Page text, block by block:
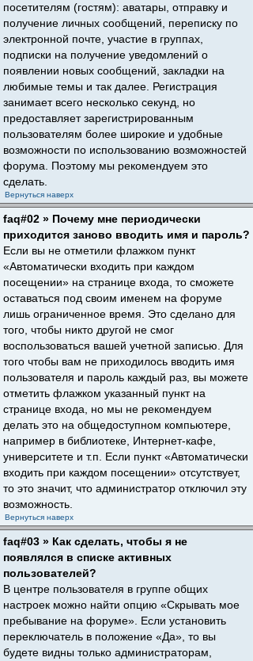
посетителям (гостям): аватары, отправку и
получение личных сообщений, переписку по
электронной почте, участие в группах,
подписки на получение уведомлений о
появлении новых сообщений, закладки на
любимые темы и так далее. Регистрация
занимает всего несколько секунд, но
предоставляет зарегистрированным
пользователям более широкие и удобные
возможности по использованию возможностей
форума. Поэтому мы рекомендуем это
сделать.
Вернуться наверх
faq#02 » Почему мне периодически
приходится заново вводить имя и пароль?
Если вы не отметили флажком пункт
«Автоматически входить при каждом
посещении» на странице входа, то сможете
оставаться под своим именем на форуме
лишь ограниченное время. Это сделано для
того, чтобы никто другой не смог
воспользоваться вашей учетной записью. Для
того чтобы вам не приходилось вводить имя
пользователя и пароль каждый раз, вы можете
отметить флажком указанный пункт на
странице входа, но мы не рекомендуем
делать это на общедоступном компьютере,
например в библиотеке, Интернет-кафе,
университете и т.п. Если пункт «Автоматически
входить при каждом посещении» отсутствует,
то это значит, что администратор отключил эту
возможность.
Вернуться наверх
faq#03 » Как сделать, чтобы я не
появлялся в списке активных
пользователей?
В центре пользователя в группе общих
настроек можно найти опцию «Скрывать мое
пребывание на форуме». Если установить
переключатель в положение «Да», то вы
будете видны только администраторам,